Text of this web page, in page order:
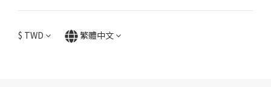
$ TWD 繁體中文